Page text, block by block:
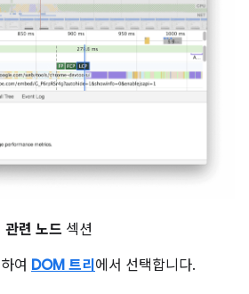
관련 노드 섹션
여 DOM 트리 에서 선택합니다.